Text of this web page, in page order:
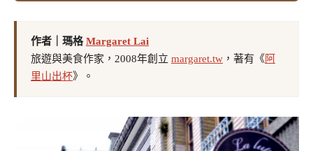
作者｜瑪格Margaret Lai
旅遊與美食作家，2008年創立 margaret.tw ，著有《阿
里山出杯》。